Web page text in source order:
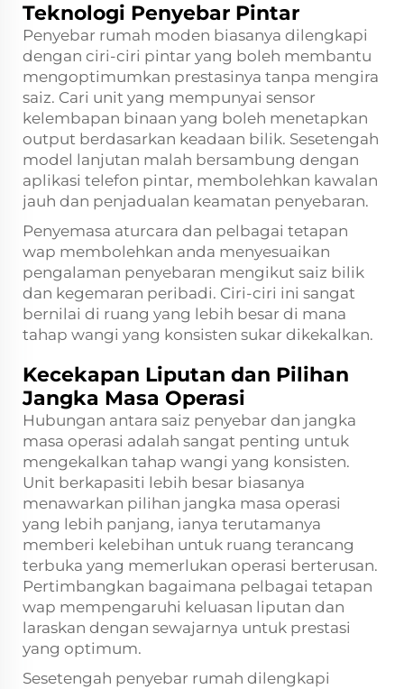
Teknologi Penyebar Pintar
Penyebar rumah moden biasanya dilengkapi
dengan ciri-ciri pintar yang boleh membantu
mengoptimumkan prestasinya tanpa mengira
saiz. Cari unit yang mempunyai sensor
kelembapan binaan yang boleh menetapkan
output berdasarkan keadaan bilik. Sesetengah
model lanjutan malah bersambung dengan
aplikasi telefon pintar, membolehkan kawalan
jauh dan penjadualan keamatan penyebaran.
Penyemasa aturcara dan pelbagai tetapan
wap membolehkan anda menyesuaikan
pengalaman penyebaran mengikut saiz bilik
dan kegemaran peribadi. Ciri-ciri ini sangat
bernilai di ruang yang lebih besar di mana
tahap wangi yang konsisten sukar dikekalkan.
Kecekapan Liputan dan Pilihan
Jangka Masa Operasi
Hubungan antara saiz penyebar dan jangka
masa operasi adalah sangat penting untuk
mengekalkan tahap wangi yang konsisten.
Unit berkapasiti lebih besar biasanya
menawarkan pilihan jangka masa operasi
yang lebih panjang, ianya terutamanya
memberi kelebihan untuk ruang terancang
terbuka yang memerlukan operasi berterusan.
Pertimbangkan bagaimana pelbagai tetapan
wap mempengaruhi keluasan liputan dan
laraskan dengan sewajarnya untuk prestasi
yang optimum.
Sesetengah penyebar rumah dilengkapi